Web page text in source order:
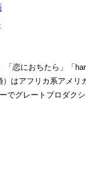
「恋におちたら」「
はアフリカ系アメリ
でグレートプロダク